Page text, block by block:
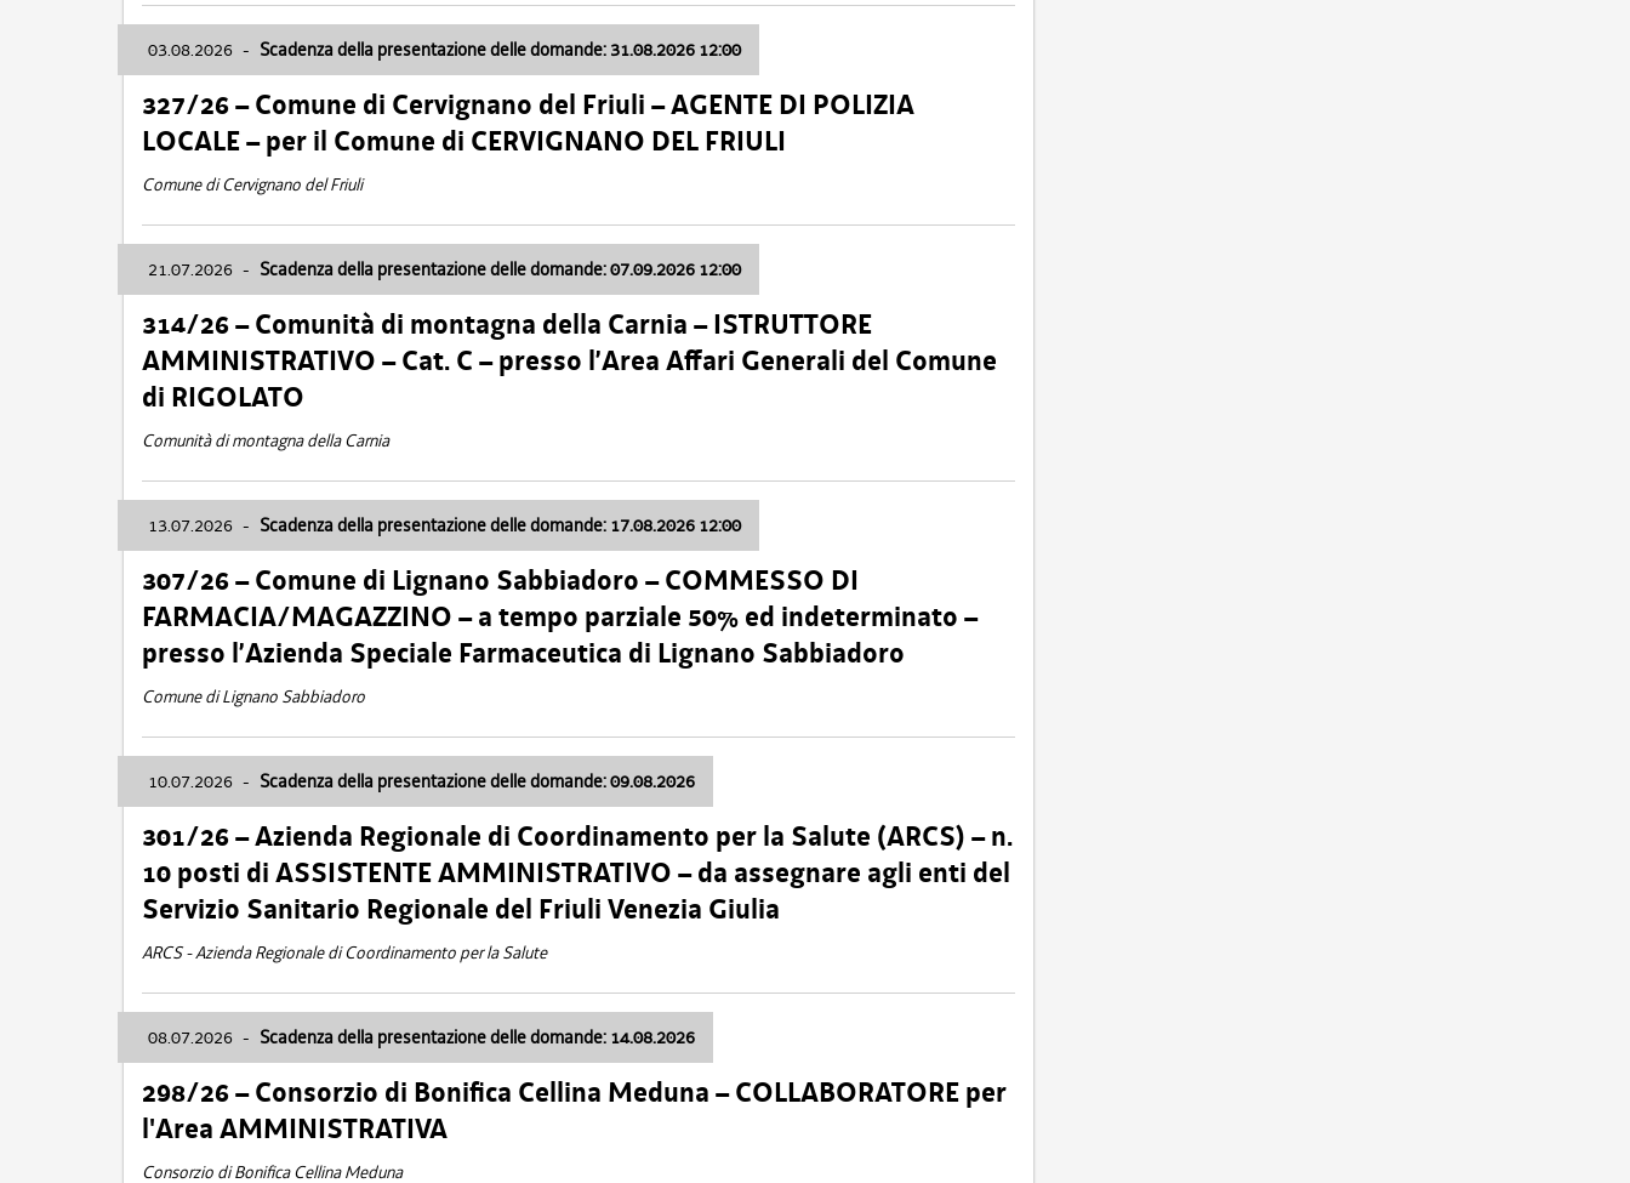
03.08.2026 - Scadenza della presentazione delle domande: 31.08.2026 12:00
327/26 – Comune di Cervignano del Friuli – AGENTE DI POLIZIA
LOCALE – per il Comune di CERVIGNANO DEL FRIULI
Comune di Cervignano del Friuli
21.07.2026 - Scadenza della presentazione delle domande: 07.09.2026 12:00
314/26 – Comunità di montagna della Carnia – ISTRUTTORE
AMMINISTRATIVO – Cat. C – presso l’Area Affari Generali del Comune
di RIGOLATO
Comunità di montagna della Carnia
13.07.2026 - Scadenza della presentazione delle domande: 17.08.2026 12:00
307/26 – Comune di Lignano Sabbiadoro – COMMESSO DI
FARMACIA/MAGAZZINO – a tempo parziale 50% ed indeterminato –
presso l’Azienda Speciale Farmaceutica di Lignano Sabbiadoro
Comune di Lignano Sabbiadoro
10.07.2026 - Scadenza della presentazione delle domande: 09.08.2026
301/26 – Azienda Regionale di Coordinamento per la Salute (ARCS) – n.
10 posti di ASSISTENTE AMMINISTRATIVO – da assegnare agli enti del
Servizio Sanitario Regionale del Friuli Venezia Giulia
ARCS - Azienda Regionale di Coordinamento per la Salute
08.07.2026 - Scadenza della presentazione delle domande: 14.08.2026
298/26 – Consorzio di Bonifica Cellina Meduna – COLLABORATORE per
l'Area AMMINISTRATIVA
Consorzio di Bonifica Cellina Meduna